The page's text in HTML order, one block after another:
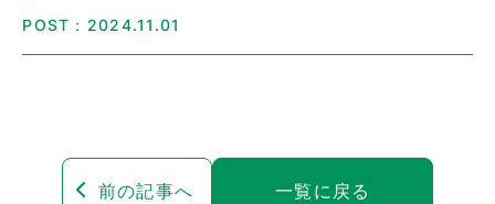
POST：2024.11.01
前の記事へ 一覧に戻る